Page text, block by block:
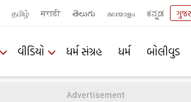
தமிழ் मराठी తెలుగు മലയാളം ಕನ್ನಡ
વીડિયો ધર્મ સંગ્રહ ધર્મ બોલીવુડ